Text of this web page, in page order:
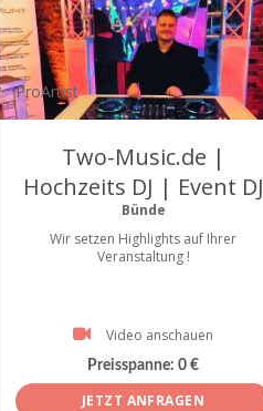
ProArtist
Two-Music.de |
Hochzeits DJ | Event DJ
Bünde
Wir setzen Highlights auf Ihrer
Veranstaltung !
Video anschauen
Preisspanne: 0 €
JETZT ANFRAGEN